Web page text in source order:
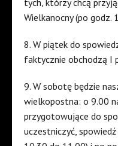
Wielkanocny (po godz.
8. W piątek do
faktycznie obchodzą I
9. W sobotę będzie
wielkopostna: o 9.00
przygotowujące do
uczestniczyć,